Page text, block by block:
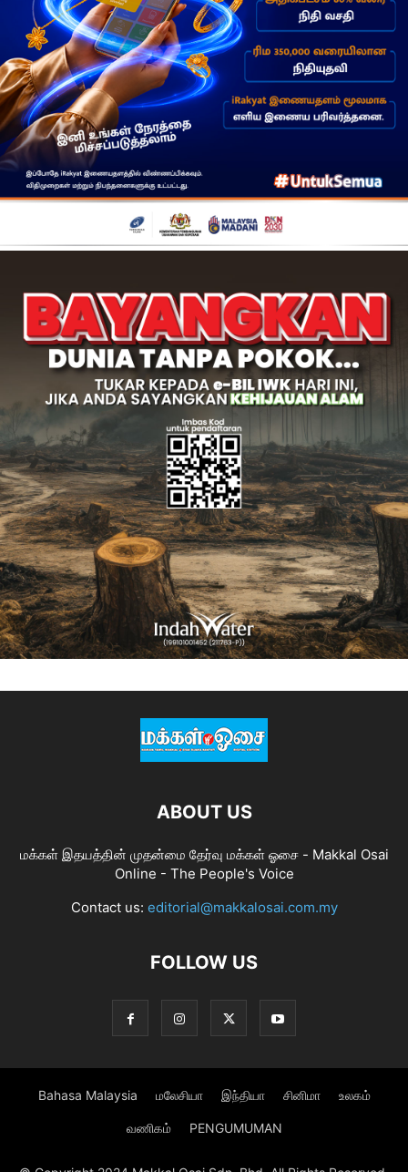
ABOUT US
மக்கள் இதயத்தின் முதன்மை தேர்வு மக்கள் ஓசை - Makkal Osai
Online - The People's Voice
Contact us: editorial@makkalosai.com.my
FOLLOW US
Bahasa Malaysia மலேசியா இந்தியா சினிமா உலகம்
வணிகம் PENGUMUMAN